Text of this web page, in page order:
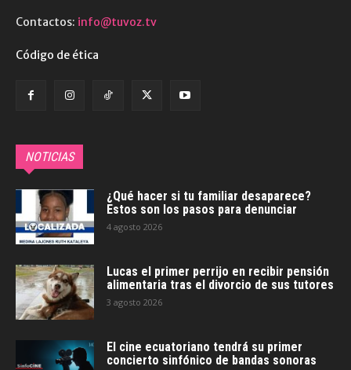
Contactos: info@tuvoz.tv
Código de ética
NOTICIAS
¿Qué hacer si tu familiar desaparece?
Estos son los pasos para denunciar
4 agosto 2026
Lucas el primer perrijo en recibir pensión
alimentaria tras el divorcio de sus tutores
3 agosto 2026
El cine ecuatoriano tendrá su primer
concierto sinfónico de bandas sonoras